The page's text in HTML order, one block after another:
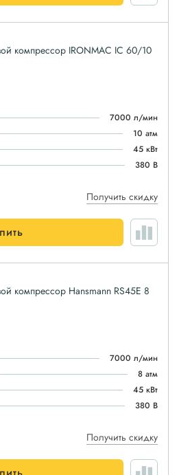
компрессор IRONMAC IC 60/10
7000 л/мин
10 атм
45 кВт
380 В
Получить скидку
компрессор Hansmann RS45E 8
7000 л/мин
8 атм
45 кВт
380 В
Получить скидку